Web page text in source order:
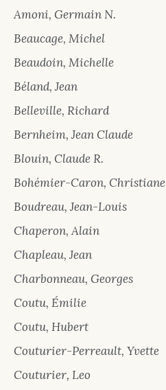
Amoni, Germain N.
Beaucage, Michel
Beaudoin, Michelle
Béland, Jean
Belleville, Richard
Bernheim, Jean Claude
Blouin, Claude R.
Bohémier-Caron, Christiane
Boudreau, Jean-Louis
Chaperon, Alain
Chapleau, Jean
Charbonneau, Georges
Coutu, Émilie
Coutu, Hubert
Couturier-Perreault, Yvette
Couturier, Leo